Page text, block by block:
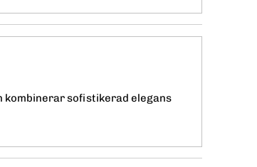
kombinerar sofistikerad elegans